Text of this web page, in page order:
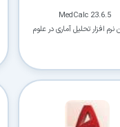
MedCalc 23.6.5
نرم افزار تحلیل آماری در علوم